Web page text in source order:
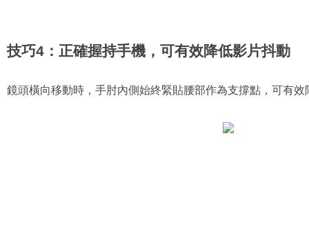
技巧4：正確握持手機，可有效降低影片抖動
鏡頭橫向移動時，手肘內側始終緊貼腰部作為支撐點，可有效